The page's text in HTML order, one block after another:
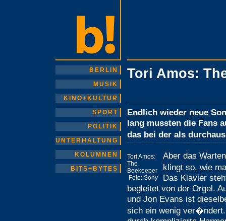
BERLIN
MUSIK
KINO+KULTUR
SPORT
POLITIK
UNTERHALTUNG
KOLUMNEN
BITS+BYTES
Tori Amos:
Endlich wieder neue
lang mussten die Fans
das bei der als
Tori Amos:
The
Beekeeper
Foto: Sony
Aber das
klingt so, wie
Das Klavier
begleitet von der Orgel.
und Jon Evans ist
sich ein wenig